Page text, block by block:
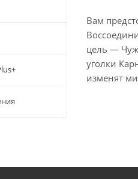
Вам
цель —
уголки
изменят